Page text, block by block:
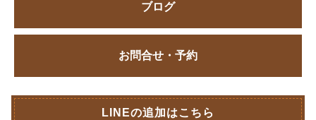
ブログ
お問合せ・予約
LINEの追加はこちら